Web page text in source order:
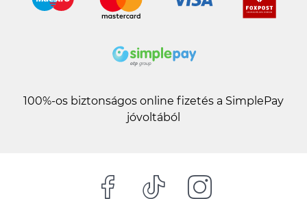
100%-os biztonságos online fizetés a SimplePay